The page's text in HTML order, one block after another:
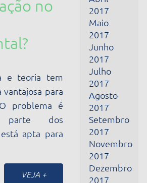
teoria tem
para
é
apta para
VEJA +
Junho
2017
Julho
2017
Agosto
2017
Setembro
2017
Novembro
2017
Dezembro
2017
Janeiro
2018
Março
2018
Abril